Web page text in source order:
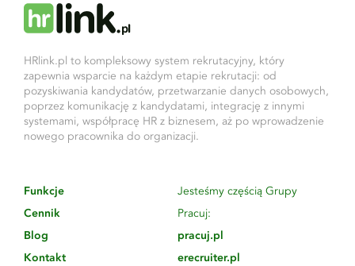
HRlink.pl to kompleksowy system rekrutacyjny, który
zapewnia wsparcie na każdym etapie rekrutacji: od
pozyskiwania kandydatów, przetwarzanie danych osobowych,
poprzez komunikację z kandydatami, integrację z innymi
systemami, współpracę HR z biznesem, aż po wprowadzenie
nowego pracownika do organizacji.
Funkcje
Cennik
Blog
Kontakt
Jesteśmy częścią Grupy
Pracuj:
pracuj.pl
erecruiter.pl